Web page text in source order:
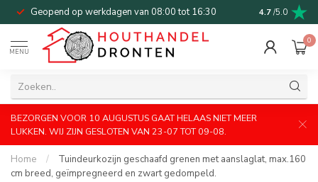
Geopend op werkdagen van 08:00 tot 16:30 Bel of mail
4.7 /5.0
MENU
0
BEZORGEN VOOR 10 AUGUSTUS GAAT HELAAS NIET MEER
LUKKEN. WIJ ZIJN GESLOTEN VAN 23-07 TOT 09-08.
Home /
Tuindeurkozijn geschaafd grenen met aanslaglat, max.160
cm breed, geïmpregneerd en zwart gedompeld.